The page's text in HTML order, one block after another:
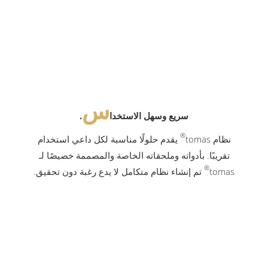
سريع وسهل الاستخداس.
نظام tomas
® يقدم حلولًا مناسبة لكل داعي استخدام
تقريبًا. بأدواته وملحقاته الخاصة والمصممة خصيصًا لـ
tomas
® تم إنشاء نظام متكامل لا يدع رغبة دون تحقيق.